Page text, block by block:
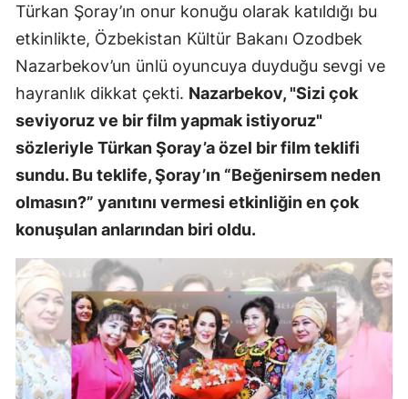
Türkan Şoray’ın onur konuğu olarak katıldığı bu
etkinlikte, Özbekistan Kültür Bakanı Ozodbek
Nazarbekov’un ünlü oyuncuya duyduğu sevgi ve
hayranlık dikkat çekti. Nazarbekov, "Sizi çok
seviyoruz ve bir film yapmak istiyoruz"
sözleriyle Türkan Şoray’a özel bir film teklifi
sundu. Bu teklife, Şoray’ın “Beğenirsem neden
olmasın?” yanıtını vermesi etkinliğin en çok
konuşulan anlarından biri oldu.